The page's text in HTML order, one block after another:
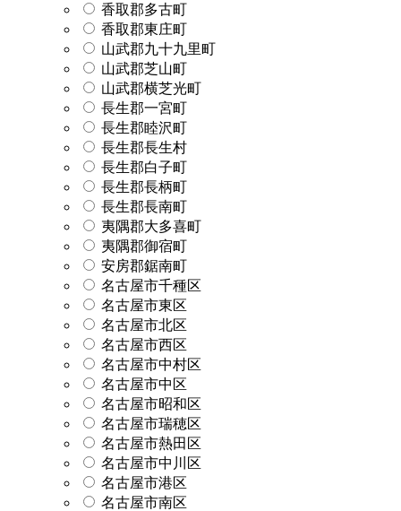
香取郡多古町
香取郡東庄町
山武郡九十九里町
山武郡芝山町
山武郡横芝光町
長生郡一宮町
長生郡睦沢町
長生郡長生村
長生郡白子町
長生郡長柄町
長生郡長南町
夷隅郡大多喜町
夷隅郡御宿町
安房郡鋸南町
名古屋市千種区
名古屋市東区
名古屋市北区
名古屋市西区
名古屋市中村区
名古屋市中区
名古屋市昭和区
名古屋市瑞穂区
名古屋市熱田区
名古屋市中川区
名古屋市港区
名古屋市南区